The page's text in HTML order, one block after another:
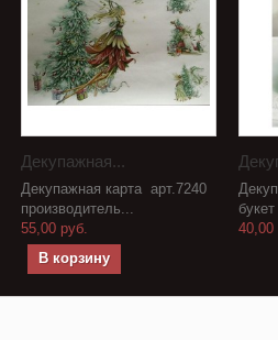
Декупажная...
Декупажная карта арт.7240
производитель...
55,00 руб.
В корзину
40,00